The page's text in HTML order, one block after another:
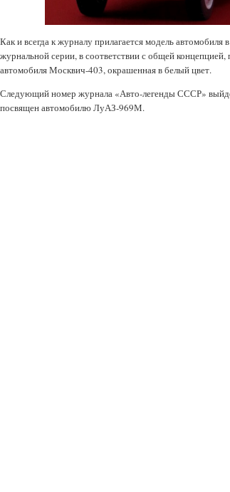
Как и всегда к журналу прилагается модель
журнальной серии, в соответствии с общей концепцией,
автомобиля Москвич-403, окрашенная в белый цвет.
Следующий номер журнала «Авто-легенды СССР»
посвящен автомобилю ЛуАЗ-969М.